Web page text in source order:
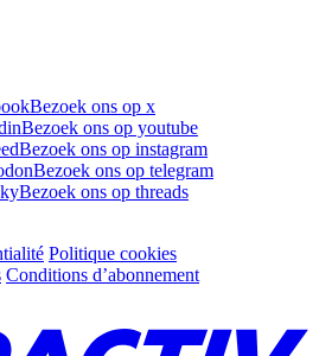
Bezoek ons op x
Bezoek ons op youtube
Bezoek ons op instagram
Bezoek ons op telegram
Bezoek ons op threads
Politique cookies
Conditions d’abonnement